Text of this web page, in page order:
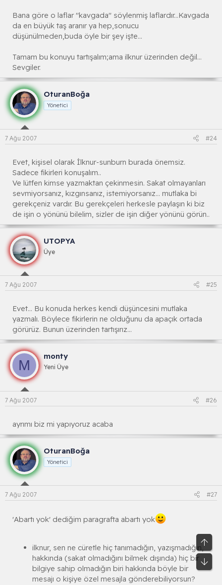
Bana göre o laflar ''kavgada'' söylenmiş laflardır...Kavgada
da en büyük taş aranır ya hep,sonucu
düşünülmeden,buda öyle bir şey işte...
Tamam bu konuyu tartışalım;ama ilknur üzerinden değil...
Sevgiler.
OturanBoğa
Yönetici
7 Ağu 2007 #24
Evet, kişisel olarak İlknur-sunburn burada önemsiz.
Sadece fikirleri konuşalım..
Ve lütfen kimse yazmaktan çekinmesin. Sakat olmayanları
sevmiyorsanız, kızgınsanız, istemiyorsanız... mutlaka bi
gerekçeniz vardır. Bu gerekçeleri herkesle paylaşın ki biz
de işin o yönünü bilelim, sizler de işin diğer yönünü görün..
UTOPYA
Üye
7 Ağu 2007 #25
Evet... Bu konuda herkes kendi düşüncesini mutlaka
yazmalı. Böylece fikirlerin ne olduğunu da apaçık ortada
görürüz. Bunun üzerinden tartışırız...
M
monty
Yeni Üye
7 Ağu 2007 #26
ayrımı biz mi yapıyoruz acaba
OturanBoğa
Yönetici
7 Ağu 2007 #27
'Abartı yok' dediğim paragrafta abartı yok
ilknur, sen ne cüretle hiç tanımadığın, yazışmadığın,
hakkında (sakat olmadığını bilmek dışında) hiç bir
bilgiye sahip olmadığın biri hakkında böyle bir
mesajı o kişiye özel mesajla gönderebiliyorsun?
Üst
Alt